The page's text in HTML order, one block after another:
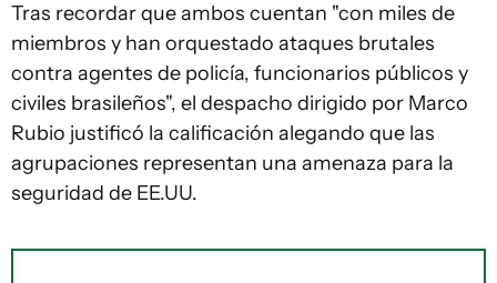
Tras recordar que ambos cuentan "con miles de
miembros y han orquestado ataques brutales
contra agentes de policía, funcionarios públicos y
civiles brasileños", el despacho dirigido por Marco
Rubio justificó la calificación alegando que las
agrupaciones representan una amenaza para la
seguridad de EE.UU.